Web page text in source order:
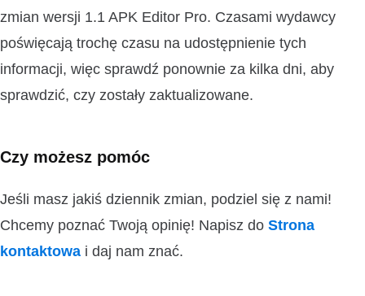
zmian wersji 1.1 APK Editor Pro. Czasami wydawcy
poświęcają trochę czasu na udostępnienie tych
informacji, więc sprawdź ponownie za kilka dni, aby
sprawdzić, czy zostały zaktualizowane.
Czy możesz pomóc
Jeśli masz jakiś dziennik zmian, podziel się z nami!
Chcemy poznać Twoją opinię! Napisz do Strona
kontaktowa i daj nam znać.